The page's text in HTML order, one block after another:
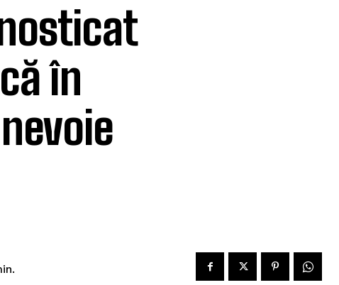
în